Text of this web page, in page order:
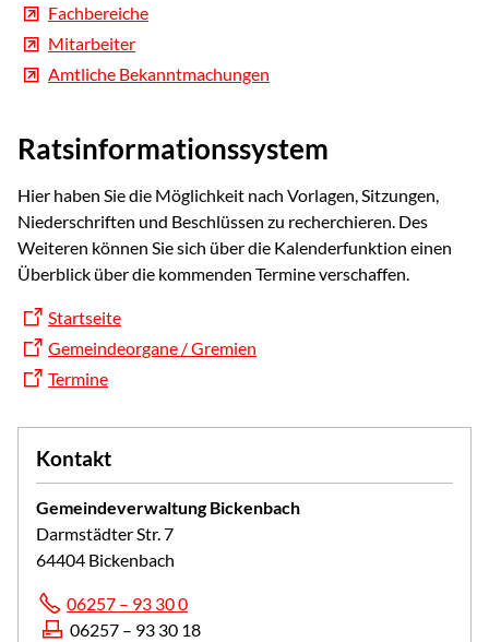
Fachbereiche
Mitarbeiter
Amtliche Bekanntmachungen
Ratsinformationssystem
Hier haben Sie die Möglichkeit nach Vorlagen, Sitzungen,
Niederschriften und Beschlüssen zu recherchieren. Des
Weiteren können Sie sich über die Kalenderfunktion einen
Überblick über die kommenden Termine verschaffen.
Startseite
Gemeindeorgane / Gremien
Termine
Kontakt
Gemeindeverwaltung Bickenbach
Darmstädter Str. 7
64404 Bickenbach
06257 – 93 30 0
06257 – 93 30 18